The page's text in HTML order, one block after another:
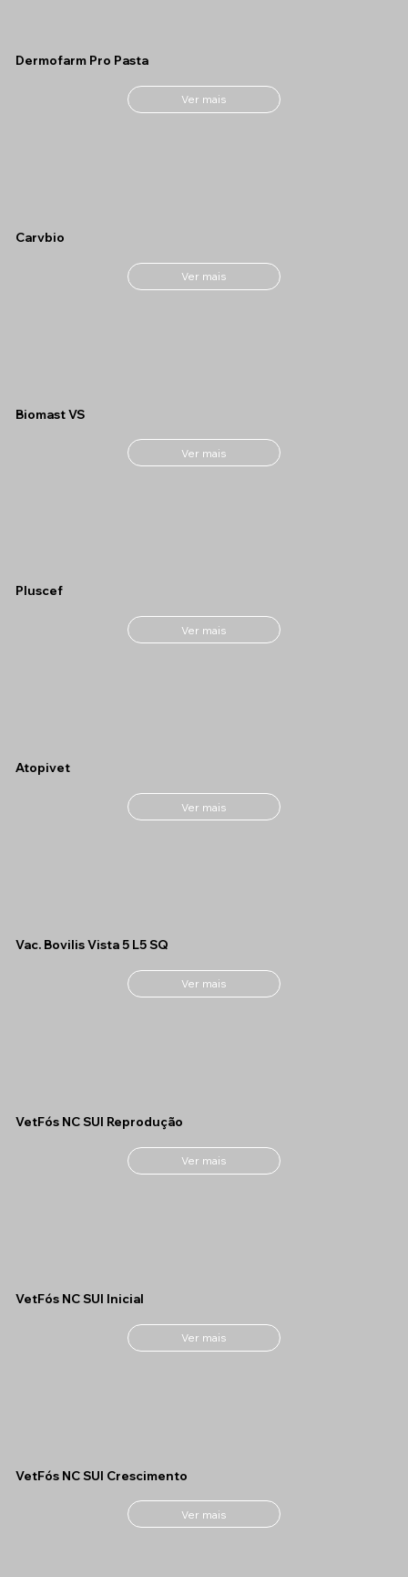
Dermofarm Pro Pasta
Ver mais
Carvbio
Ver mais
Biomast VS
Ver mais
Pluscef
Ver mais
Atopivet
Ver mais
Vac. Bovilis Vista 5 L5 SQ
Ver mais
VetFós NC SUI Reprodução
Ver mais
VetFós NC SUI Inicial
Ver mais
VetFós NC SUI Crescimento
Ver mais